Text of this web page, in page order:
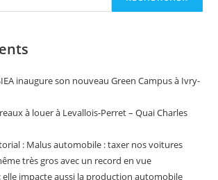
inaugure son nouveau Green Campus à Ivry-
à louer à Levallois-Perret – Quai Charles
: Malus automobile : taxer nos voitures
très gros avec un record en vue
elle impacte aussi la production automobile